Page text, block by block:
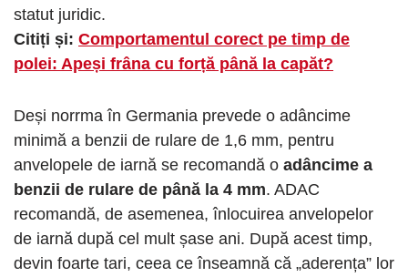
statut juridic.
Citiți și: Comportamentul corect pe timp de
polei: Apeși frâna cu forță până la capăt?
Deși norrma în Germania prevede o adâncime
minimă a benzii de rulare de 1,6 mm, pentru
anvelopele de iarnă se recomandă o adâncime a
benzii de rulare de până la 4 mm. ADAC
recomandă, de asemenea, înlocuirea anvelopelor
de iarnă după cel mult șase ani. După acest timp,
devin foarte tari, ceea ce înseamnă că „aderența” lor